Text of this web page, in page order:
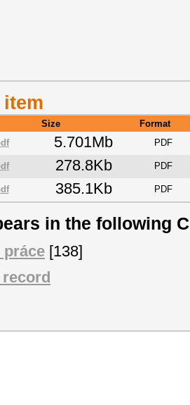
Size
Format
5.701Mb PDF
278.8Kb PDF
385.1Kb PDF
in the following
práce [138]